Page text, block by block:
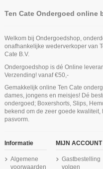
Ten Cate Secrets Singlet Off White
€ 29,99
Ten Cate Jongens Hemd Cotton
Stretch Light Grey Melee
€ 14,95
Niet op voorraad
Ten Cate Dames Basics High Waist
Maxi 2Pack Wit
Ten Cate Secrets Hipster Hazelnut
€ 24,99
Ten Cate Ondergoed online
Welkom bij Ondergoedshop,
onafhankelijke wederverkoper van
Cate B.V.
Ondergoedshop is dé Online
Verzending! vanaf €50,-
Gemakkelijk online Ten Cate
dames, jongens en meisjes! Dé
ondergoed; Boxershorts, Slips,
bekend om de zeer goede
pasvorm.
Informatie
Algemene
voorwaarden
MIJN ACCOUNT
Gastbestelling
volgen